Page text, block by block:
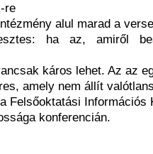
re
alul marad a
ha az, amiről
káros lehet. Az az
amely nem állít
Felsőoktatási Információs
konferencián.